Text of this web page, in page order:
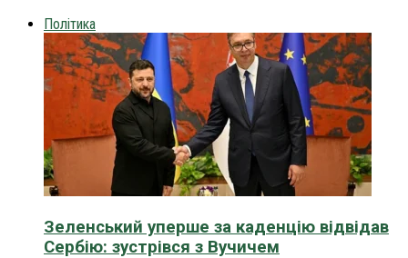
Політика
Зеленський уперше за каденцію відвідав
Сербію: зустрівся з Вучичем